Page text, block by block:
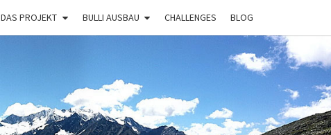
DAS PROJEKT BULLI AUSBAU CHALLENGES BLOG